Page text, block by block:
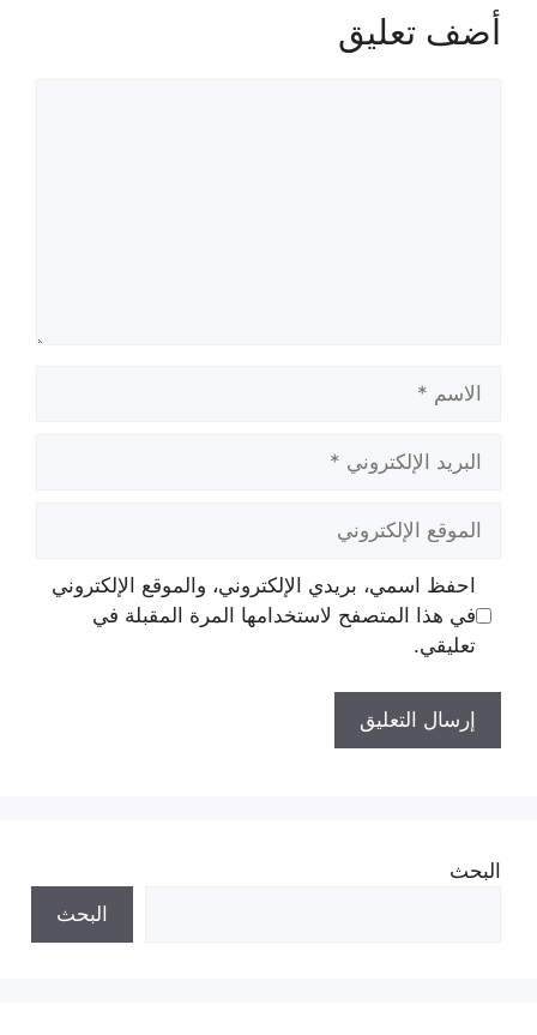
أضف تعليق
الإلكتروني
الإلكتروني
احفظ اسمي، بريدي الإلكتروني، والموقع الإلكتروني
في هذا المتصفح لاستخدامها المرة المقبلة في
تعليقي.
البحث
البحث